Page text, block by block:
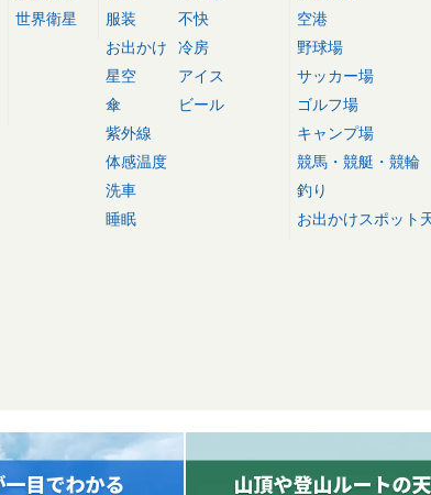
世界衛星
服装
お出かけ
星空
傘
紫外線
体感温度
洗車
睡眠
不快
冷房
アイス
ビール
空港
野球場
サッカー場
ゴルフ場
キャンプ場
競馬・競艇・競輪
釣り
お出かけスポット